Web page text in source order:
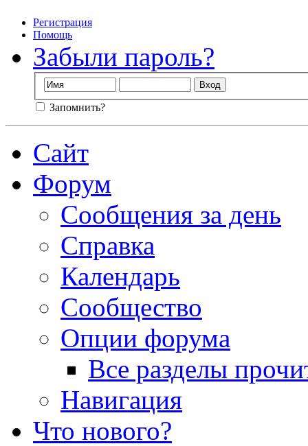
Регистрация
Помощь
Забыли пароль?
Запомнить?
Сайт
Форум
Сообщения за день
Справка
Календарь
Сообщество
Опции форума
Все разделы
Навигация
Что нового?